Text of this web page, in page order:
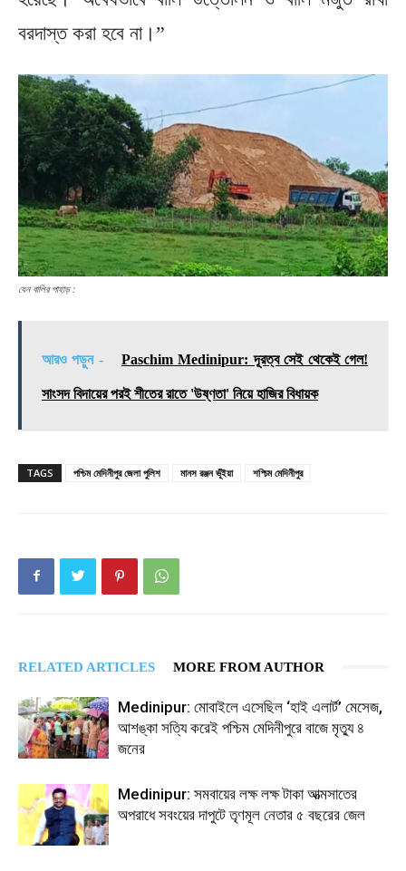
বরদাস্ত করা হবে না।”
যেন বালির পাহাড় :
আরও পড়ুন - Paschim Medinipur: দূরত্ব সেই থেকেই গেল!
সাংসদ বিদায়ের পরই শীতের রাতে 'উষ্ণতা' নিয়ে হাজির বিধায়ক
TAGS পশ্চিম মেদিনীপুর জেলা পুলিশ মানস রঞ্জন ভূঁইয়া শপ্চিম মেদিনীপুর
RELATED ARTICLES MORE FROM AUTHOR
Medinipur: মোবাইলে এসেছিল ‘হাই এলার্ট’ মেসেজ,
আশঙ্কা সত্যি করেই পশ্চিম মেদিনীপুরে বাজে মৃত্যু ৪
জনের
Medinipur: সমবায়ের লক্ষ লক্ষ টাকা আত্মসাতের
অপরাধে সবংয়ের দাপুটে তৃণমূল নেতার ৫ বছরের জেল